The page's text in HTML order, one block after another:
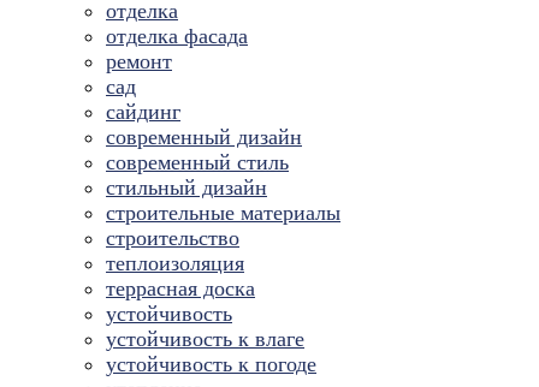
отделка
отделка фасада
ремонт
сад
сайдинг
современный дизайн
современный стиль
стильный дизайн
строительные материалы
строительство
теплоизоляция
террасная доска
устойчивость
устойчивость к влаге
устойчивость к погоде